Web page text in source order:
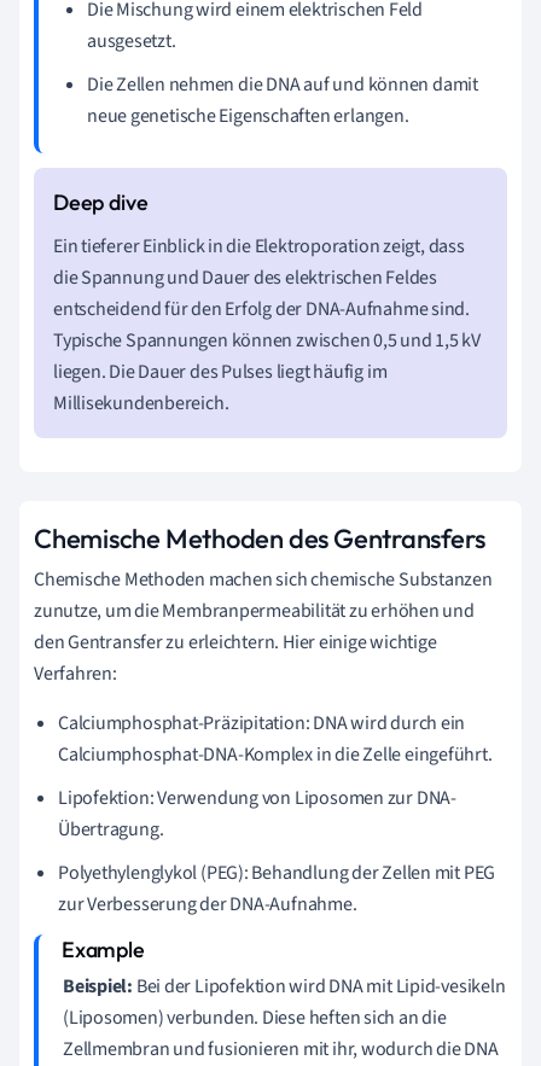
Die Mischung wird einem elektrischen Feld
ausgesetzt.
Die Zellen nehmen die DNA auf und können damit
neue genetische Eigenschaften erlangen.
Ein tieferer Einblick in die Elektroporation zeigt, dass
die Spannung und Dauer des elektrischen Feldes
entscheidend für den Erfolg der DNA-Aufnahme sind.
Typische Spannungen können zwischen 0,5 und 1,5 kV
liegen. Die Dauer des Pulses liegt häufig im
Millisekundenbereich.
Chemische Methoden des Gentransfers
Chemische Methoden machen sich chemische Substanzen
zunutze, um die Membranpermeabilität zu erhöhen und
den Gentransfer zu erleichtern. Hier einige wichtige
Verfahren:
Calciumphosphat-Präzipitation: DNA wird durch ein
Calciumphosphat-DNA-Komplex in die Zelle eingeführt.
Lipofektion: Verwendung von Liposomen zur DNA-
Übertragung.
Polyethylenglykol (PEG): Behandlung der Zellen mit PEG
zur Verbesserung der DNA-Aufnahme.
Beispiel: Bei der Lipofektion wird DNA mit Lipid-vesikeln
(Liposomen) verbunden. Diese heften sich an die
Zellmembran und fusionieren mit ihr, wodurch die DNA